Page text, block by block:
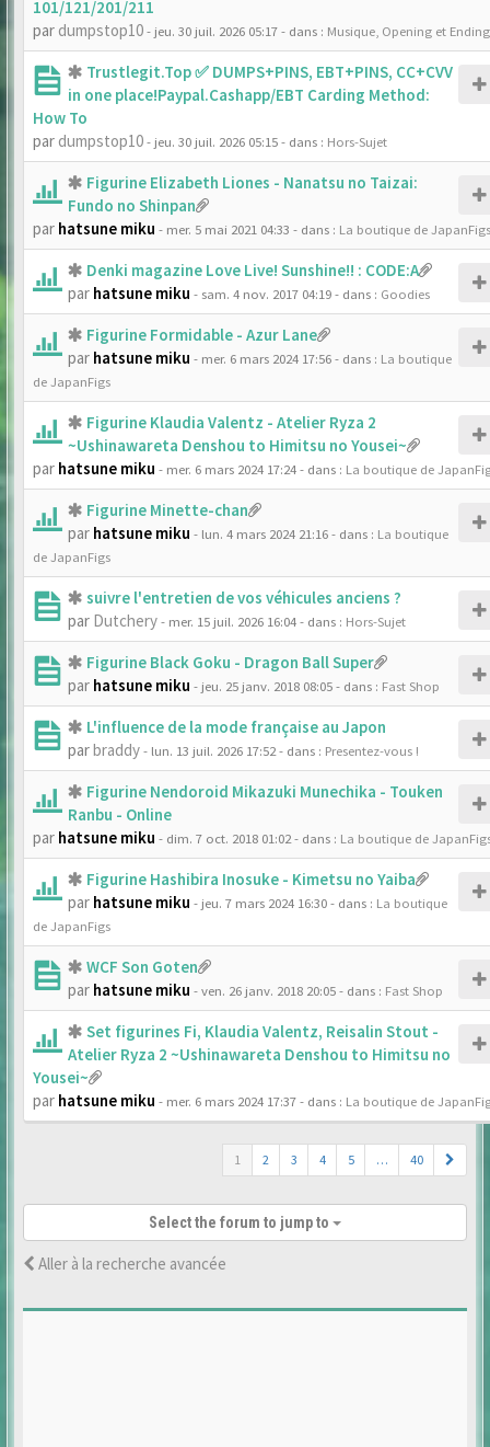
101/121/201/211
par dumpstop10- jeu. 30 juil. 2026 05:17- dans : Musique, Opening et Ending
Trustlegit.Top ✅ DUMPS+PINS, EBT+PINS, CC+CVV
in one place!Paypal.Cashapp/EBT Carding Method:
How To
par dumpstop10- jeu. 30 juil. 2026 05:15- dans : Hors-Sujet
Figurine Elizabeth Liones - Nanatsu no Taizai:
Fundo no Shinpan
par hatsune miku - mer. 5 mai 2021 04:33 - dans : La boutique de JapanFigs
Denki magazine Love Live! Sunshine!! : CODE:A
par hatsune miku - sam. 4 nov. 2017 04:19- dans : Goodies
Figurine Formidable - Azur Lane
par hatsune miku - mer. 6 mars 2024 17:56- dans : La boutique
de JapanFigs
Figurine Klaudia Valentz - Atelier Ryza 2
~Ushinawareta Denshou to Himitsu no Yousei~
par hatsune miku - mer. 6 mars 2024 17:24- dans : La boutique de
Figurine Minette-chan
par hatsune miku - lun. 4 mars 2024 21:16- dans : La boutique
de JapanFigs
suivre l'entretien de vos véhicules anciens ?
par Dutchery- mer. 15 juil. 2026 16:04- dans : Hors-Sujet
Figurine Black Goku - Dragon Ball Super
par hatsune miku - jeu. 25 janv. 2018 08:05- dans : Fast Shop
L'influence de la mode française au Japon
parbraddy- lun. 13 juil. 2026 17:52- dans : Presentez-vous !
Figurine Nendoroid Mikazuki Munechika - Touken
Ranbu - Online
par hatsune miku - dim. 7 oct. 2018 01:02- dans : La boutique de
Figurine Hashibira Inosuke - Kimetsu no Yaiba
par hatsune miku - jeu. 7 mars 2024 16:30- dans : La boutique
de JapanFigs
WCF Son Goten
par hatsune miku - ven. 26 janv. 2018 20:05- dans : Fast Shop
Set figurines Fi, Klaudia Valentz, Reisalin Stout -
Atelier Ryza 2 ~Ushinawareta Denshou to Himitsu no
Yousei~
par hatsune miku - mer. 6 mars 2024 17:37- dans : La boutique de
1 2 3 4 5 … 40
Select the forum to jump to
Aller à la recherche avancée